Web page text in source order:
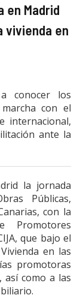
en Madrid
vivienda en
conocer los
con el
internacional,
ante la
la jornada
Públicas,
con la
Promotores
que bajo el
en las
promotoras
así como a las